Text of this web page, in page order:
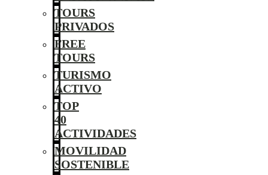
TOURS
PRIVADOS
FREE
TOURS
TURISMO
ACTIVO
TOP
40
ACTIVIDADES
MOVILIDAD
SOSTENIBLE